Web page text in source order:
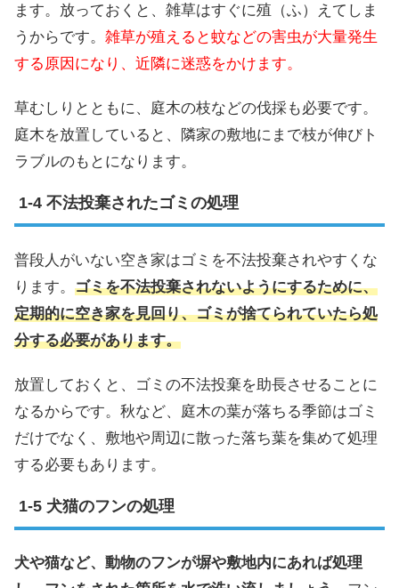
ます。放っておくと、雑草はすぐに殖（ふ）えてしま
うからです。 雑草が殖えると蚊などの害虫が大量発生
する原因になり、近隣に迷惑をかけます。
草むしりとともに、庭木の枝などの伐採も必要です。
庭木を放置していると、隣家の敷地にまで枝が伸びト
ラブルのもとになります。
不法投棄されたゴミの処理
普段人がいない空き家はゴミを不法投棄されやすくな
ります。 ゴミを不法投棄されないようにするために、
定期的に空き家を見回り、ゴミが捨てられていたら処
分する必要があります。
放置しておくと、ゴミの不法投棄を助長させることに
なるからです。秋など、庭木の葉が落ちる季節はゴミ
だけでなく、敷地や周辺に散った落ち葉を集めて処理
する必要もあります。
犬猫のフンの処理
犬や猫など、動物のフンが塀や敷地内にあれば処理